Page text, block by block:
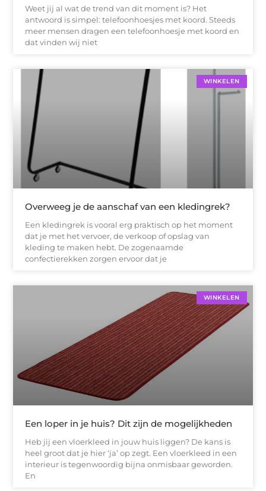
Weet jij al wat de trend van dit moment is? Het
antwoord is simpel: telefoonhoesjes met koord. Steeds
meer mensen dragen een telefoonhoesje met koord en
dat vinden wij niet
WINKELEN
Overweeg je de aanschaf van een kledingrek?
Een kledingrek is vooral erg praktisch op het moment
dat je met het vervoer, de verkoop of opslag van
kleding te maken hebt. De zogenaamde
confectierekken zorgen ervoor dat je
WINKELEN
Een loper in je huis? Dit zijn de mogelijkheden
Heb jij een vloerkleed in jouw huis liggen? De kans is
heel groot dat je hier ‘ja’ op zegt. Een vloerkleed in een
interieur is tegenwoordig bijna onmisbaar geworden.
En